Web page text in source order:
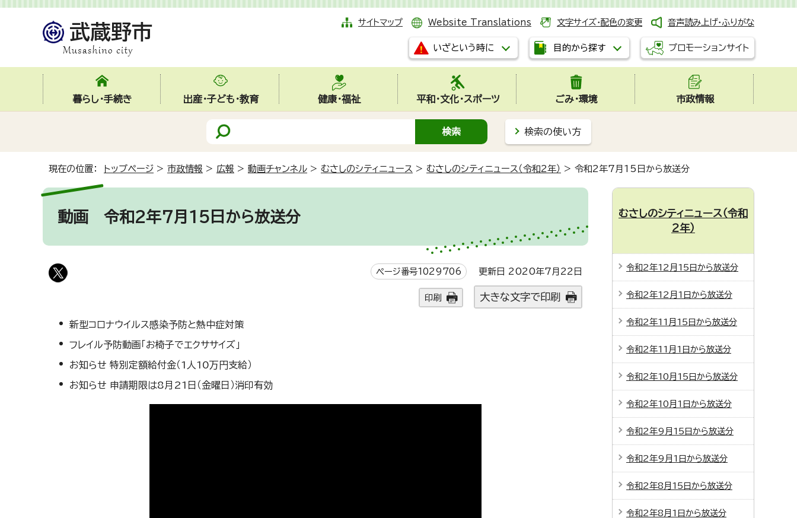
サイトマップ Website Translations 文字サイズ・配色の変更 音声読み上げ・ふりがな
いざという時に 目的から探す プロモーションサイト
暮らし・手続き 出産・子ども・教育 健康・福祉 平和・文化・スポーツ ごみ・環境 市政情報
検索の使い方
現在の位置： トップページ > 市政情報 > 広報 > 動画チャンネル > むさしのシティニュース > むさしのシティニュース（令和2年） > 令和2年7月15日から放送分
動画 令和2年7月15日から放送分
ページ番号1029706 更新日 2020年7月22日
印刷 大きな文字で印刷
新型コロナウイルス感染予防と熱中症対策
フレイル予防動画「お椅子でエクササイズ」
お知らせ 特別定額給付金（1人10万円支給）
お知らせ 申請期限は8月21日（金曜日）消印有効
むさしのシティニュース（令和
2年）
令和2年12月15日から放送分
令和2年12月1日から放送分
令和2年11月15日から放送分
令和2年11月1日から放送分
令和2年10月15日から放送分
令和2年10月1日から放送分
令和2年9月15日から放送分
令和2年9月1日から放送分
令和2年8月15日から放送分
令和2年8月1日から放送分